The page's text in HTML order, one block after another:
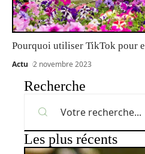
Pourquoi utiliser TikTok pour
Actu 2 novembre 2023
Recherche
Les plus récents